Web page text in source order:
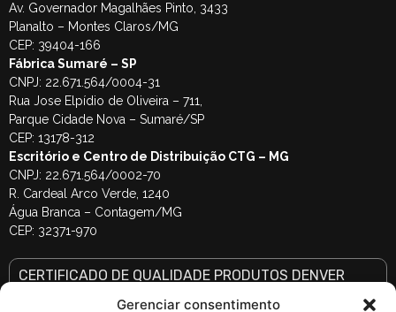
Gerenciar consentimento
Av. Governador Magalhães Pinto, 3433
Planalto – Montes Claros/MG
CEP: 39404-166
Fábrica Sumaré – SP
CNPJ: 22.671.564/0004-31
Rua Jose Elpídio de Oliveira – 711,
Parque Cidade Nova – Sumaré/SP
CEP: 13178-312
Escritório e Centro de Distribuição CTG – MG
CNPJ: 22.671.564/0002-70
R. Cardeal Arco Verde, 1240
Água Branca – Contagem/MG
CEP: 32371-970
CERTIFICADO DE QUALIDADE PRODUTOS DENVER